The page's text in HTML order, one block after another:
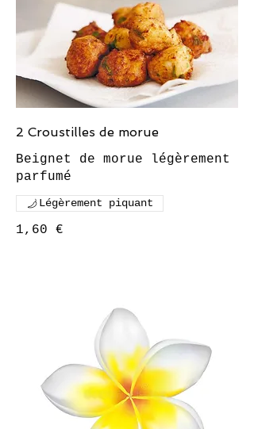
2 Croustilles de morue
Beignet de morue légèrement
1,60 €
Légèrement piquant